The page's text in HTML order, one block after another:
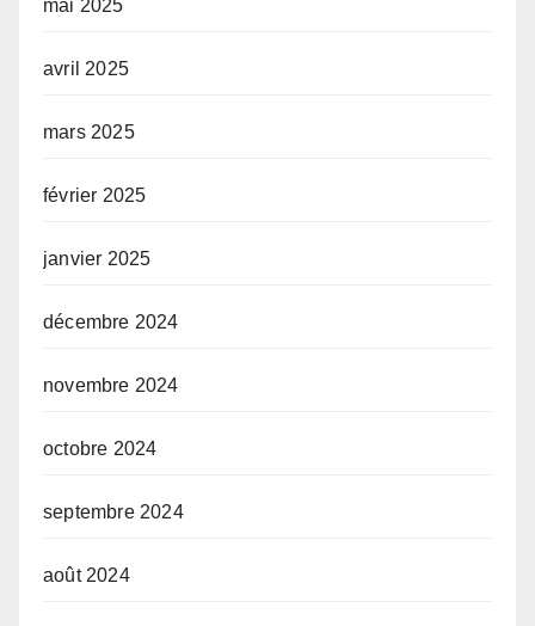
mai 2025
avril 2025
mars 2025
février 2025
janvier 2025
décembre 2024
novembre 2024
octobre 2024
septembre 2024
août 2024